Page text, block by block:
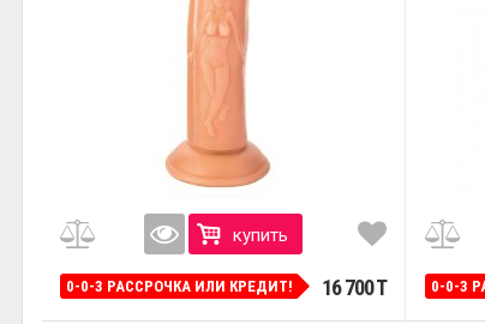
купить
0-0-3 РАССРОЧКА ИЛИ КРЕДИТ! 16 700 T 0-0-3